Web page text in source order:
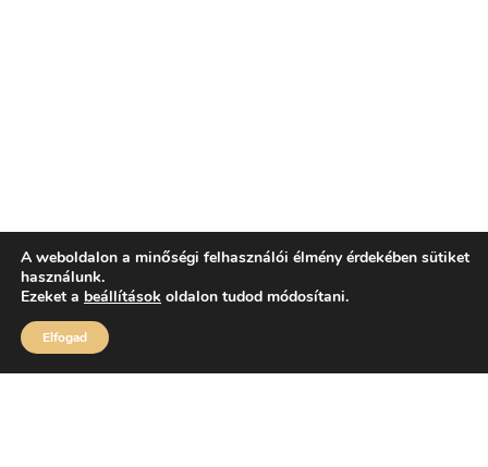
A weboldalon a minőségi felhasználói élmény érdekében sütiket
használunk.
Ezeket a beállítások oldalon tudod módosítani.
Elfogad